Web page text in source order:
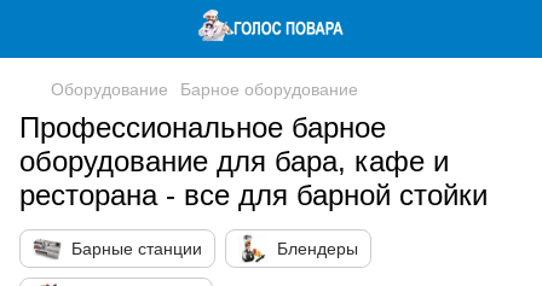
Оборудование Барное оборудование
Профессиональное барное
оборудование для бара, кафе и
ресторана - все для барной стойки
Барные станции Блендеры